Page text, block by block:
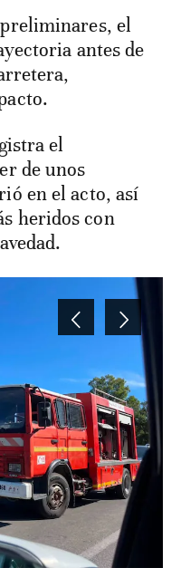
el
antes de
el
de unos
en el acto, así
heridos con